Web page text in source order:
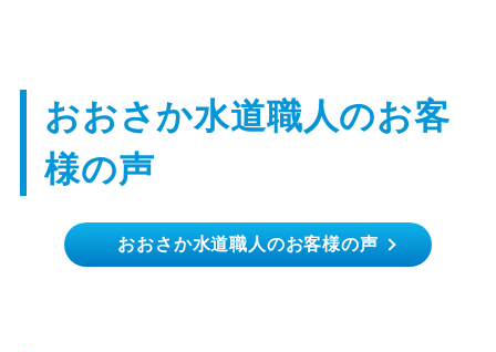
おおさか水道職人のお客
様の声
【浴室蛇口の故障】60代
男性
おおさか水道職人のお客様の声